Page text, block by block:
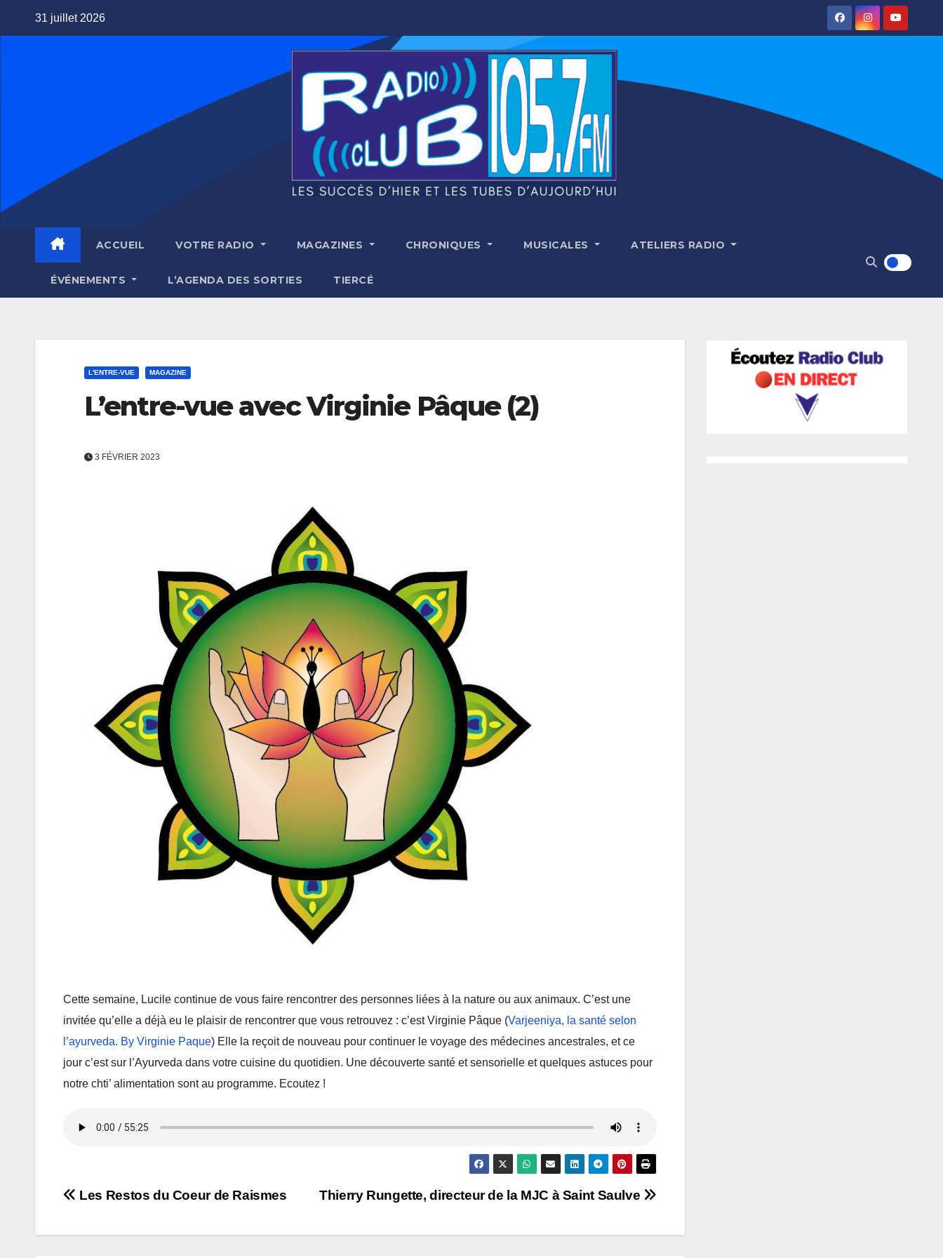
31 juillet 2026
ACCUEIL VOTRE RADIO MAGAZINES CHRONIQUES MUSICALES ATELIERS RADIO
ÉVÉNEMENTS L’AGENDA DES SORTIES TIERCÉ
L'ENTRE-VUE MAGAZINE
L’entre-vue avec Virginie Pâque (2)
3 FÉVRIER 2023
Cette semaine, Lucile continue de vous faire rencontrer des personnes liées à la nature ou aux animaux. C’est une
invitée qu’elle a déjà eu le plaisir de rencontrer que vous retrouvez : c’est Virginie Pâque (Varjeeniya, la santé selon
l’ayurveda. By Virginie Paque) Elle la reçoit de nouveau pour continuer le voyage des médecines ancestrales, et ce
jour c’est sur l’Ayurveda dans votre cuisine du quotidien. Une découverte santé et sensorielle et quelques astuces pour
notre chti’ alimentation sont au programme. Ecoutez !
Navigation
de
Thierry Rungette, directeur de la MJC à Saint Saulve
Les Restos du Coeur de Raismes